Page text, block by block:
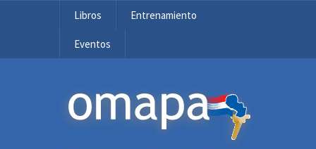
Libros Entrenamiento
Eventos
OMAPA